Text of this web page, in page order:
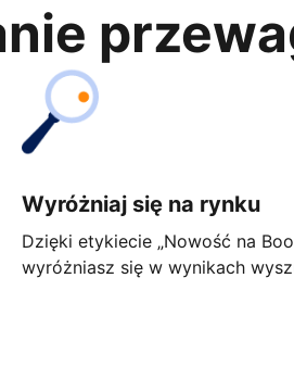
Wyróżniaj się na rynku
Dzięki etykiecie „Nowość na
wyróżniasz się w wynikach